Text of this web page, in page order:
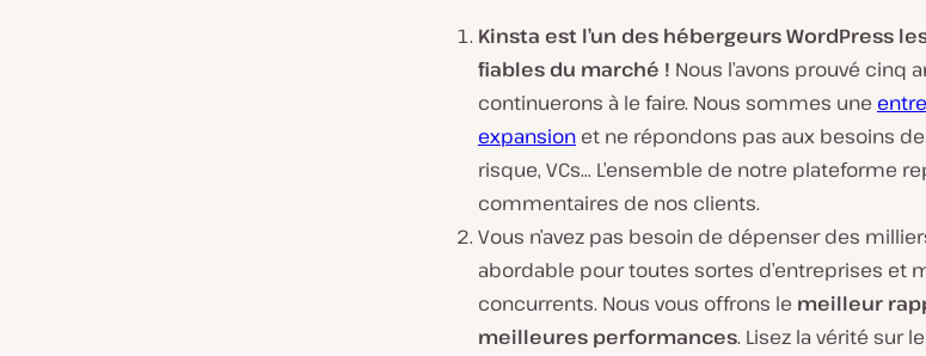
Kinsta est l’un des hébergeurs WordPress
fiables du marché ! Nous l’avons prouvé cinq
continuerons à le faire. Nous sommes une
expansion et ne répondons pas aux besoins
risque, VCs… L’ensemble de notre plateforme
commentaires de nos clients.
Vous n’avez pas besoin de dépenser des
abordable pour toutes sortes d’entreprises et
concurrents. Nous vous offrons le meilleur
meilleures performances. Lisez la vérité sur le